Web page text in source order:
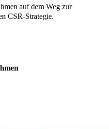
auf dem Weg zur
CSR-Strategie.